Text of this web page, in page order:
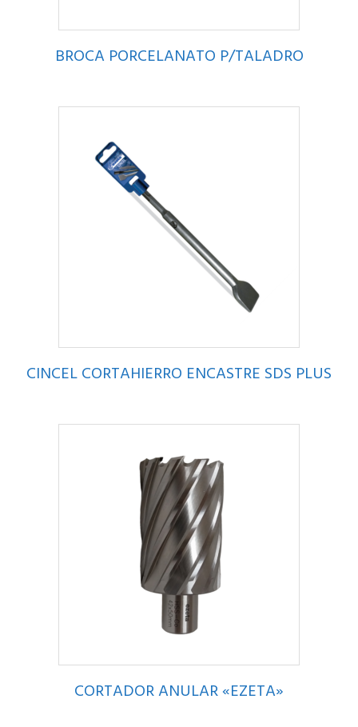
BROCA PORCELANATO P/TALADRO
CINCEL CORTAHIERRO ENCASTRE SDS PLUS
CORTADOR ANULAR «EZETA»